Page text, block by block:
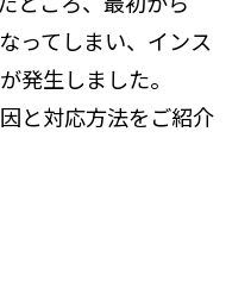
ってしまい、インス
発生しました。
と対応方法をご紹介